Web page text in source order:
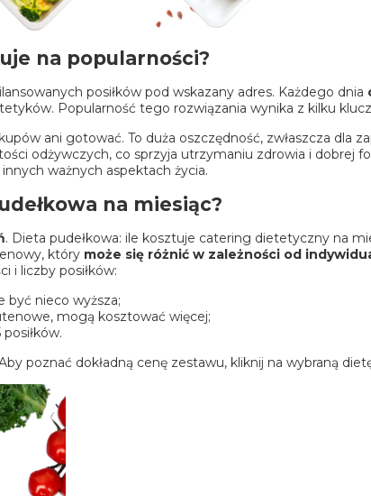
na popularności?
posiłków pod wskazany adres. Każdego dnia
Popularność tego rozwiązania wynika z kilku
ani gotować. To duża oszczędność, zwłaszcza dla
odżywczych, co sprzyja utrzymaniu zdrowia i dobrej
ważnych aspektach życia.
na miesiąc?
. Dieta pudełkowa: ile kosztuje catering dietetyczny na
który może się różnić w zależności od
i liczby posiłków:
nieco wyższa;
mogą kosztować więcej;
poznać dokładną cenę zestawu, kliknij na wybraną